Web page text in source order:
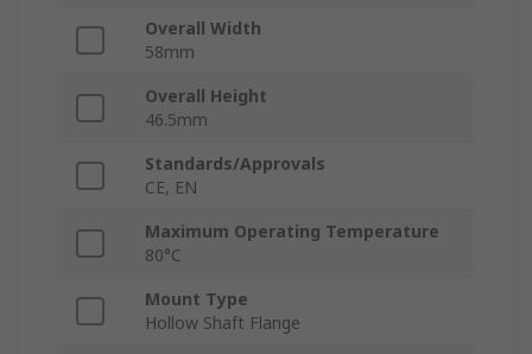
Overall Width
58mm
Overall Height
46.5mm
Standards/Approvals
CE, EN
Maximum Operating Temperature
80°C
Mount Type
Hollow Shaft Flange